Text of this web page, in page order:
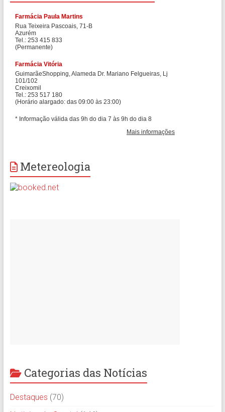
Metereologia
Categorias das Notícias
Destaques (70)